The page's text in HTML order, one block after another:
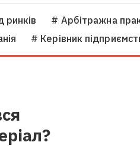
ринків # Арбітражна
# Керівник